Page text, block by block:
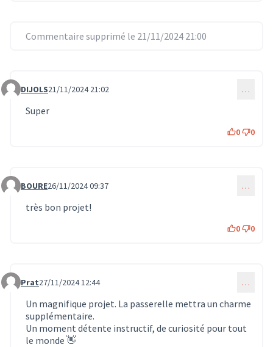
Commentaire supprimé le 21/11/2024 21:00
Commentaire 1277
DIJOLS21/11/2024 21:02 …
Super
0 0
Commentaire 1386
BOURE26/11/2024 09:37 …
très bon projet!
0 0
Commentaire 1409
Prat27/11/2024 12:44 …
Un magnifique projet. La passerelle mettra un charme
supplémentaire.
Un moment détente instructif, de curiosité pour tout
le monde 👋